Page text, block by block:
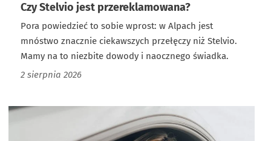
Czy Stelvio jest przereklamowana?
Pora powiedzieć to sobie wprost: w Alpach jest
mnóstwo znacznie ciekawszych przełęczy niż Stelvio.
Mamy na to niezbite dowody i naocznego świadka.
2 sierpnia 2026